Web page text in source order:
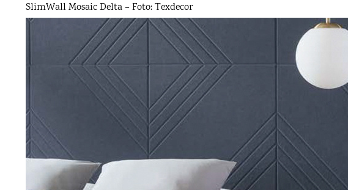
SlimWall Mosaic Delta – Foto: Texdecor